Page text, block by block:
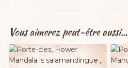
Vous aimerez peut-être aussi…